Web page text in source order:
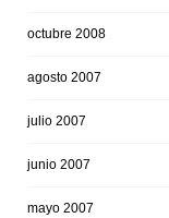
octubre 2008
agosto 2007
julio 2007
junio 2007
mayo 2007